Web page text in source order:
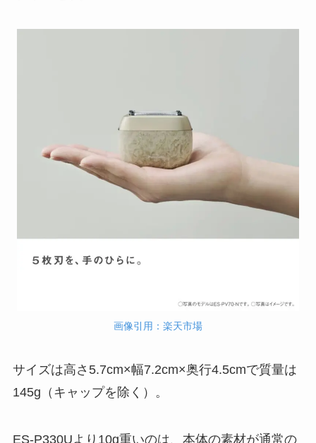
画像引用：楽天市場
サイズは高さ5.7cm×幅7.2cm×奥行4.5cmで質量は
145g（キャップを除く）。
ES-P330Uより10g重いのは、本体の素材が通常の